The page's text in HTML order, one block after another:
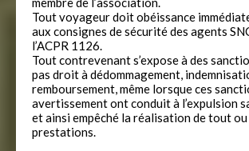
Tout voyageur doit obéissance
aux consignes de sécurité des agents
l’ACPR 1126.
Tout contrevenant s’expose à des
pas droit à dédommagement,
remboursement, même lorsque ces
avertissement ont conduit à l’expulsion
et ainsi empêché la réalisation de tout
prestations.